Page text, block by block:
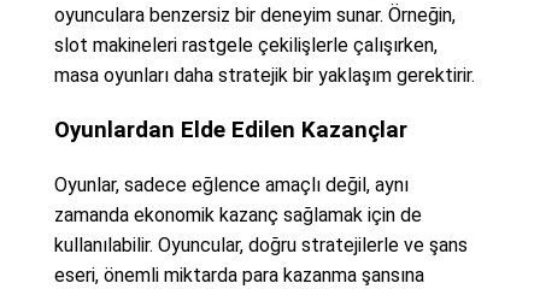
oyunculara benzersiz bir deneyim sunar. Örneğin,
slot makineleri rastgele çekilişlerle çalışırken,
masa oyunları daha stratejik bir yaklaşım gerektirir.
Oyunlardan Elde Edilen Kazançlar
Oyunlar, sadece eğlence amaçlı değil, aynı
zamanda ekonomik kazanç sağlamak için de
kullanılabilir. Oyuncular, doğru stratejilerle ve şans
eseri, önemli miktarda para kazanma şansına